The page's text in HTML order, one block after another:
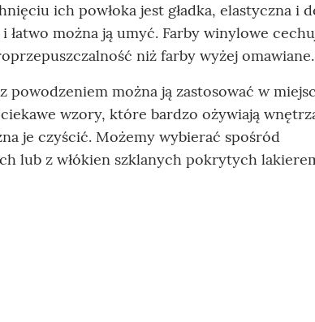
ich powłoka jest gładka, elastyczna i
łatwo można ją umyć. Farby winylowe
niż farby wyżej omawiane.
powodzeniem można ją zastosować w
wzory, które bardzo ożywiają
je czyścić. Możemy wybierać spośród
lub z włókien szklanych pokrytych